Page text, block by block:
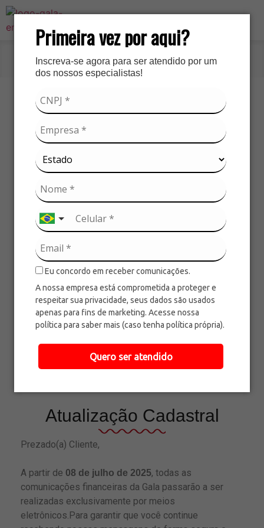
Primeira vez por aqui?
Inscreva-se agora para ser atendido por um
dos nossos especialistas!
Eu concordo em receber comunicações.
A nossa empresa está comprometida a proteger e
respeitar sua privacidade, seus dados são usados
apenas para fins de marketing. Acesse nossa
política para saber mais (caso tenha política própria).
Quero ser atendido
Início»Atualização Cadastral
Showroom
Agende uma visita com seu representante comercial
Indústrias
Paranaíba-MS
Aparecida do Taboado-MS
Atualização Cadastral
Prezado(a) Cliente,
A partir de 08 de julho de 2025, todas as
comunicações financeiras da Gala passarão a ser
realizadas exclusivamente por meios
eletrônicos.Para garantir que você continue